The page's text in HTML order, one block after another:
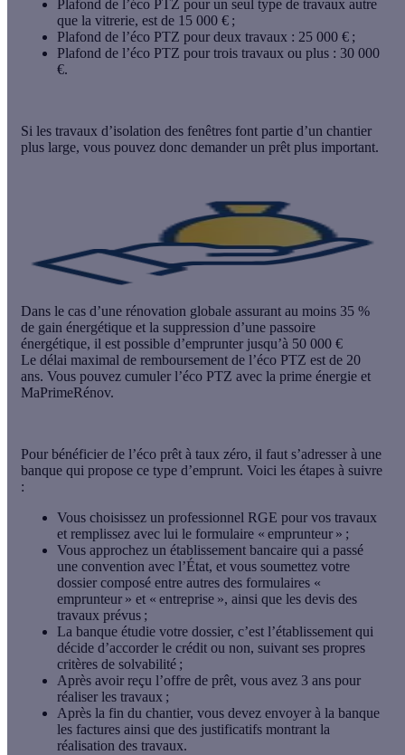
Plafond de l’éco PTZ pour un seul type de travaux autre
que la vitrerie, est de 15 000 € ;
Plafond de l’éco PTZ pour deux travaux : 25 000 € ;
Plafond de l’éco PTZ pour trois travaux ou plus : 30 000
€.
Si les travaux d’isolation des fenêtres font partie d’un chantier
plus large, vous pouvez donc demander un prêt plus important.
Dans le cas d’une rénovation globale assurant au moins 35 %
de gain énergétique et la suppression d’une passoire
énergétique, il est possible d’emprunter jusqu’à 50 000 €
Le délai maximal de remboursement de l’éco PTZ est de 20
ans. Vous pouvez cumuler l’éco PTZ avec la prime énergie et
MaPrimeRénov.
Pour bénéficier de l’éco prêt à taux zéro, il faut s’adresser à une
banque qui propose ce type d’emprunt. Voici les étapes à suivre
:
Vous choisissez un professionnel RGE pour vos travaux
et remplissez avec lui le formulaire « emprunteur » ;
Vous approchez un établissement bancaire qui a passé
une convention avec l’État, et vous soumettez votre
dossier composé entre autres des formulaires «
emprunteur » et « entreprise », ainsi que les devis des
travaux prévus ;
La banque étudie votre dossier, c’est l’établissement qui
décide d’accorder le crédit ou non, suivant ses propres
critères de solvabilité ;
Après avoir reçu l’offre de prêt, vous avez 3 ans pour
réaliser les travaux ;
Après la fin du chantier, vous devez envoyer à la banque
les factures ainsi que des justificatifs montrant la
réalisation des travaux.